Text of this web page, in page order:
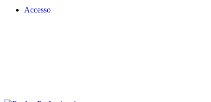
Accesso